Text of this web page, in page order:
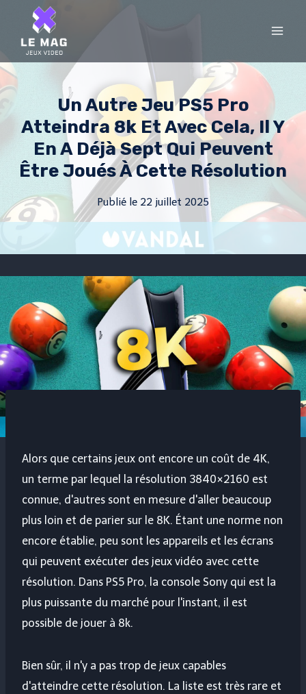
content
Un Autre Jeu PS5 Pro
Atteindra 8k Et Avec Cela, Il Y
En A Déjà Sept Qui Peuvent
Être Joués À Cette Résolution
Publié le 22 juillet 2025
Alors que certains jeux ont encore un coût de 4K,
un terme par lequel la résolution 3840×2160 est
connue, d'autres sont en mesure d'aller beaucoup
plus loin et de parier sur le 8K. Étant une norme non
encore établie, peu sont les appareils et les écrans
qui peuvent exécuter des jeux vidéo avec cette
résolution. Dans PS5 Pro, la console Sony qui est la
plus puissante du marché pour l'instant, il est
possible de jouer à 8k.
Bien sûr, il n'y a pas trop de jeux capables
d'atteindre cette résolution. La liste est très rare et